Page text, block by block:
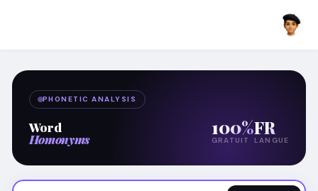
PHONETIC ANALYSIS
Word
Homonyms
100%
GRATUIT
FR
LANGUE